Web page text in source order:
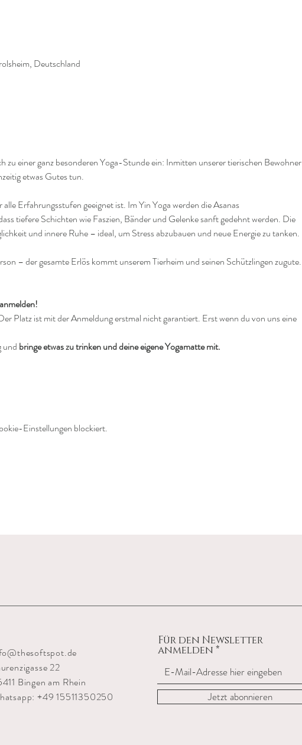
Deutschland
zu einer ganz besonderen Yoga-Stunde ein: Inmitten unserer tierischen Bewohner
etwas Gutes tun.
Erfahrungsstufen geeignet ist. Im Yin Yoga werden die Asanas
tiefere Schichten wie Faszien, Bänder und Gelenke sanft gedehnt werden. Die
und innere Ruhe – ideal, um Stress abzubauen und neue Energie zu tanken.
– der gesamte Erlös kommt unserem Tierheim und seinen Schützlingen zugute.
Platz ist mit der Anmeldung erstmal nicht garantiert. Erst wenn du von uns eine
und bringe etwas zu trinken und deine eigene Yogamatte mit.
Einstellungen blockiert.
22
Bingen am Rhein
+49 15511350250
Für den Newsletter
anmelden
Jetzt abonnieren